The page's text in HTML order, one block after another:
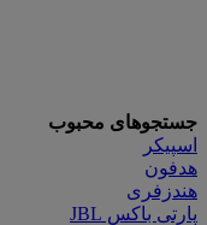
جستجوهای محبوب
اسپیکر
هدفون
هندزفری
پارتی باکس JBL